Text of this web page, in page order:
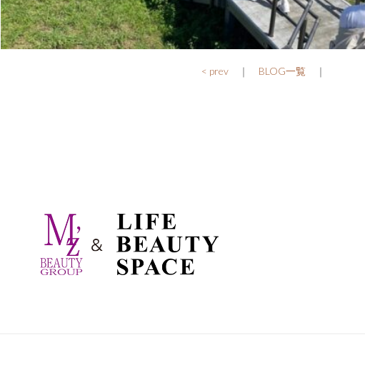
< prev｜ BLOG一覧｜